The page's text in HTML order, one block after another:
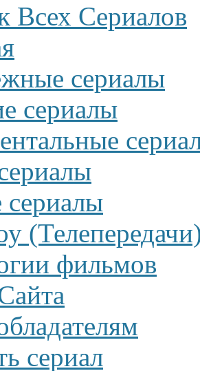
Всех Сериалов
сериалы
сериалы
фильмов
сериал